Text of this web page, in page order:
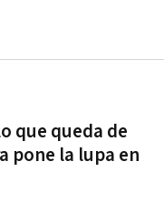
que queda de
pone la lupa en